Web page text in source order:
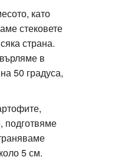
като
стековете
страна.
в
50 градуса,
подготвяме
5 см.